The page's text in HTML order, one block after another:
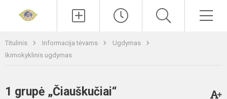
Titulinis Informacija tėvams
Ugdymas
Ikimokyklinis ugdymas
1 grupė „Čiauškučiai“